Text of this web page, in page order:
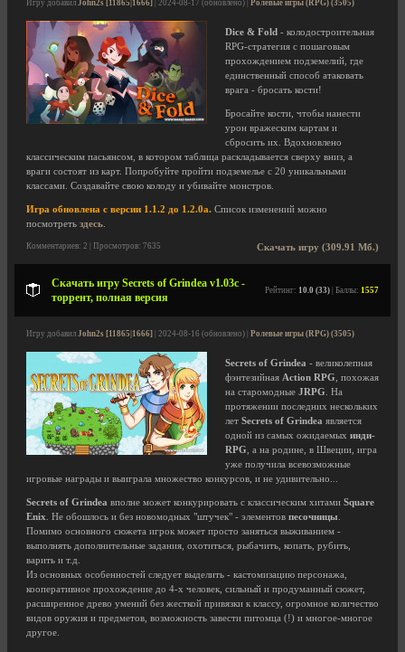
Игру добавил John2s [11865|1666] | 2024-08-17 (обновлено) | Ролевые игры (RPG) (3505)
Dice & Fold - колодостроительная
RPG-стратегия с пошаговым
прохождением подземелий, где
единственный способ атаковать
врага - бросать кости!
Бросайте кости, чтобы нанести
урон вражеским картам и
сбросить их. Вдохновлено
классическим пасьянсом, в котором таблица раскладывается сверху вниз, а
враги состоят из карт. Попробуйте пройти подземелье с 20 уникальными
классами. Создавайте свою колоду и убивайте монстров.
Игра обновлена с версии 1.1.2 до 1.2.0a. Список изменений можно
посмотреть здесь
Скачать игру (309.91 Мб.)
Комментариев: 2 | Просмотров: 7635
Скачать игру Secrets of Grindea v1.03c -
торрент, полная версия
Рейтинг: 10.0 (33) | Баллы: 1557
Игру добавил John2s [11865|1666] | 2024-08-16 (обновлено) | Ролевые игры (RPG) (3505)
Secrets of Grindea - великолепная
фэнтезийная Action RPG , похожая
на старомодные JRPG . На
протяжении последних нескольких
лет Secrets of Grindea является
одной из самых ожидаемых инди-
RPG , а на родине, в Швеции, игра
уже получила всевозможные
игровые награды и выиграла множество конкурсов, и не удивительно...
Secrets of Grindea вполне может конкурировать с классическим хитами Square
Enix . Не обошлось и без новомодных "штучек" - элементов песочницы
Помимо основного сюжета игрок может просто заняться выживанием -
выполнять дополнительные задания, охотиться, рыбачить, копать, рубить,
варить и т.д.
Из основных особенностей следует выделить - кастомизацию персонажа,
кооперативное прохождение до 4-х человек, сильный и продуманный сюжет,
расширенное древо умений без жесткой привязки к классу, огромное количество
видов оружия и предметов, возможность завести питомца (!) и многое-многое
другое.